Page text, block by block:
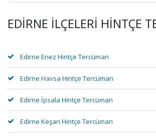
EDIRNE İLÇELERI HINTÇE
Edirne Enez Hintçe Tercüman
Edirne Havsa Hintçe Tercüman
Edirne İpsala Hintçe Tercüman
Edirne Keşan Hintçe Tercüman